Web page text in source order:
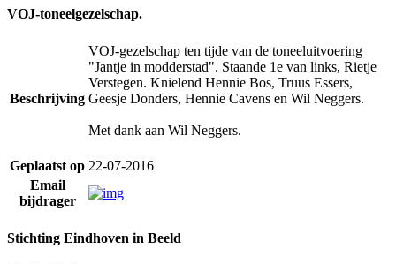
VOJ-toneelgezelschap.
Beschrijving
VOJ-gezelschap ten tijde van de toneeluitvoering
"Jantje in modderstad". Staande 1e van links, Rietje
Verstegen. Knielend Hennie Bos, Truus Essers,
Geesje Donders, Hennie Cavens en Wil Neggers.
Met dank aan Wil Neggers.
Geplaatst op 22-07-2016
Email
bijdrager
Stichting Eindhoven in Beeld